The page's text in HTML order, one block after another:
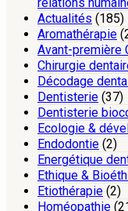
Actualités (185)
Aromathérapie
Avant-première
Chirurgie
Décodage
Dentisterie (37)
Dentisterie
Ecologie &
Endodontie (2)
Energétique
Ethique &
Etiothérapie (2)
Homéopathie